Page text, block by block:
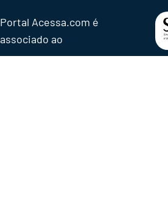
Portal Acessa.com é
associado ao